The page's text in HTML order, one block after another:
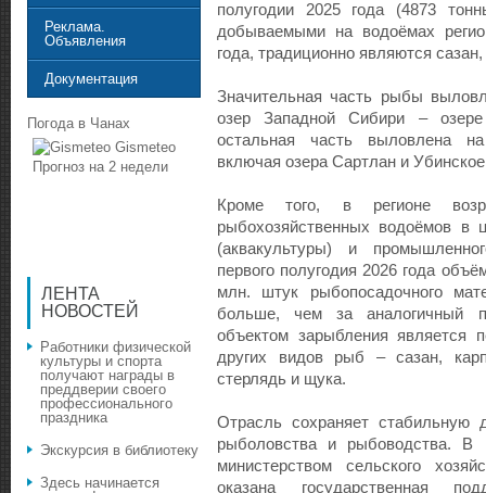
полугодии 2025 года (4873
добываемыми на водоёмах
года, традиционно являются
Значительная часть рыбы
озер Западной Сибири –
остальная часть выловлена
включая озера Сартлан и
Кроме того, в регионе
рыбохозяйственных водоёмов в
(аквакультуры) и
первого полугодия 2026 года
млн. штук рыбопосадочного
больше, чем за аналогичный
объектом зарыбления является
других видов рыб – сазан,
стерлядь и щука.
Отрасль сохраняет стабильную
рыболовства и рыбоводства. В
министерством сельского
оказана государственная
Реклама.
Объявления
Документация
Погода в Чанах
Gismeteo
Прогноз на 2 недели
ЛЕНТА
НОВОСТЕЙ
Работники физической
культуры и спорта
получают награды в
преддверии своего
профессионального
праздника
Экскурсия в библиотеку
Здесь начинается